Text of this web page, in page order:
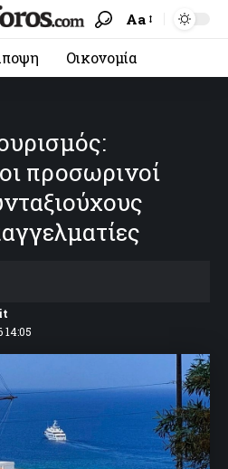
Aa
Οικονομία
προσωρινοί
14:05